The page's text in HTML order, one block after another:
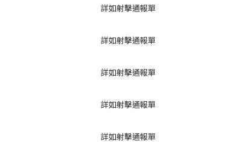
詳如射擊通報單
詳如射擊通報單
詳如射擊通報單
詳如射擊通報單
詳如射擊通報單